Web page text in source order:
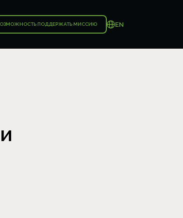
ПОДДЕРЖАТЬ МИССИЮ EN